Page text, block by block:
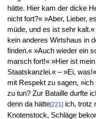
hätte. Hier kam der dicke
nicht fort?« »Aber, Lieber,
müde, und es ist sehr
kein anderes Wirtshaus in
finden.« »Auch wieder ein
marsch fort!« »Hier ist
Staatskanzlei.« – »Ei,
mit Respekt zu sagen,
zu tun? Zur Bataille durfte
denn da hätte[221]ich, trotz
Knotenstock, Schläge